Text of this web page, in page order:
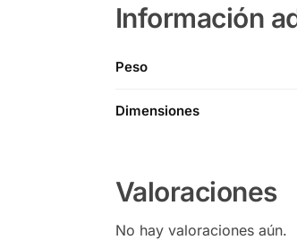
Información
Peso
Dimensiones
Valoraciones
No hay valoraciones aún.